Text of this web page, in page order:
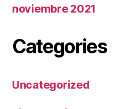
noviembre 2021
Categories
Uncategorized